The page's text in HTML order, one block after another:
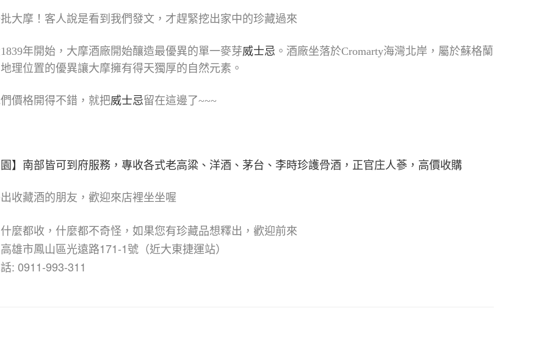
大摩！客人說是看到我們發文，才趕緊挖出家中的珍藏過來
年開始，大摩酒廠開始釀造最優異的單一麥芽威士忌 。酒廠坐落於Cromarty海灣北岸，屬於蘇格蘭
理位置的優異讓大摩擁有得天獨厚的自然元素。
價格開得不錯，就把威士忌留在這邊了~~~
】南部皆可到府服務，專收各式老高粱、洋酒、茅台、李時珍護骨酒，正官庄人蔘，高價收購
收藏酒的朋友，歡迎來店裡坐坐喔
麼都收，什麼都不奇怪，如果您有珍藏品想釋出，歡迎前來
雄市鳳山區光遠路171-1號（近大東捷運站）
: 0911-993-311